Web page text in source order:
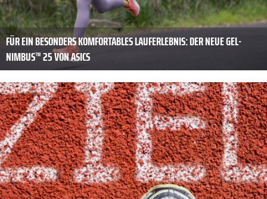
FÜR EIN BESONDERS KOMFORTABLES LAUFERLEBNIS: DER NEUE GEL-
NIMBUS™ 25 VON ASICS